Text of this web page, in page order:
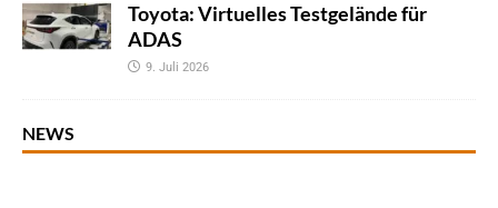
Toyota: Virtuelles Testgelände für
ADAS
9. Juli 2026
NEWS